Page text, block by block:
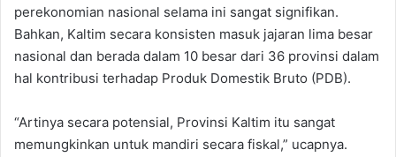
perekonomian nasional selama ini sangat signifikan.
Bahkan, Kaltim secara konsisten masuk jajaran lima besar
nasional dan berada dalam 10 besar dari 36 provinsi dalam
hal kontribusi terhadap Produk Domestik Bruto (PDB).
“Artinya secara potensial, Provinsi Kaltim itu sangat
memungkinkan untuk mandiri secara fiskal,” ucapnya.